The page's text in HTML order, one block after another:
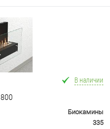
В наличии
Биокамины
335